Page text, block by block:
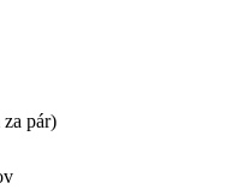
pár)